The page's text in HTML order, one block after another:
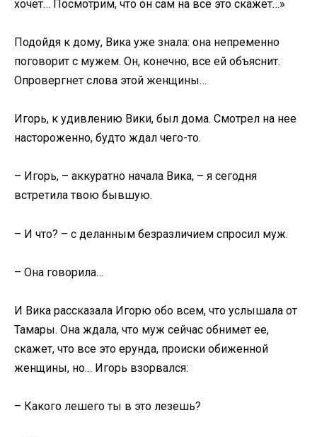
хочет… Посмотрим, что он сам на все это скажет…»
Подойдя к дому, Вика уже знала: она непременно
поговорит с мужем. Он, конечно, все ей объяснит.
Опровергнет слова этой женщины…
Игорь, к удивлению Вики, был дома. Смотрел на нее
настороженно, будто ждал чего-то.
– Игорь, – аккуратно начала Вика, – я сегодня
встретила твою бывшую.
– И что? – с деланным безразличием спросил муж.
– Она говорила…
И Вика рассказала Игорю обо всем, что услышала от
Тамары. Она ждала, что муж сейчас обнимет ее,
скажет, что все это ерунда, происки обиженной
женщины, но… Игорь взорвался:
– Какого лешего ты в это лезешь?